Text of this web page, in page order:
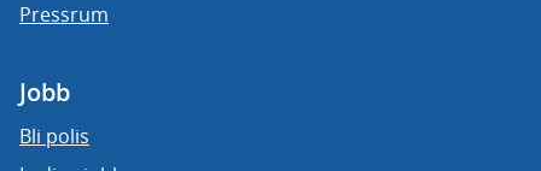
Pressrum
Jobb
Bli polis